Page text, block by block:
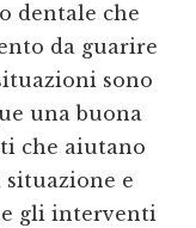
dentale che
da guarire
sono
una buona
che aiutano
e
gli interventi